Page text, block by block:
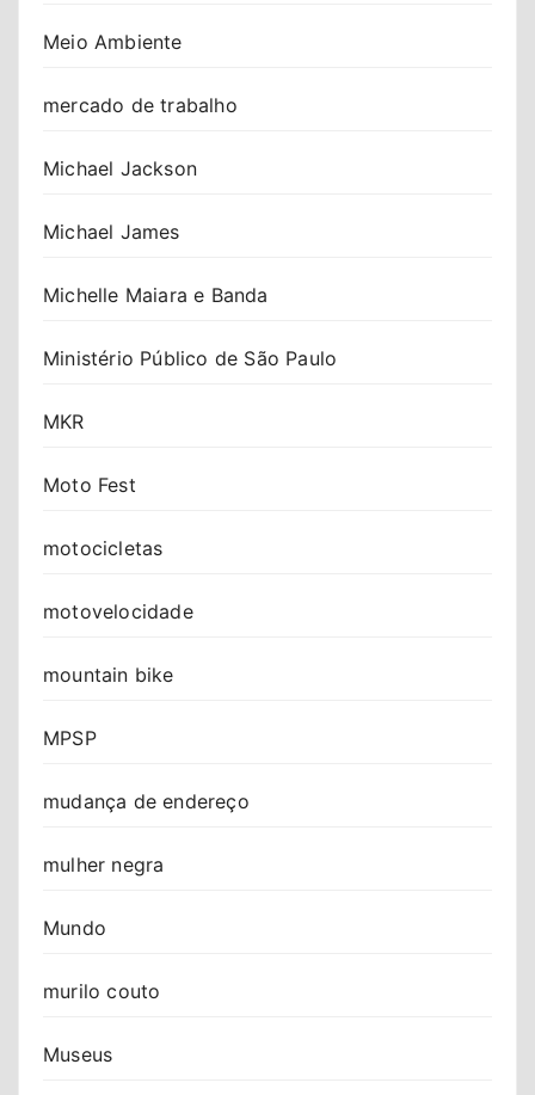
Meio Ambiente
mercado de trabalho
Michael Jackson
Michael James
Michelle Maiara e Banda
Ministério Público de São Paulo
MKR
Moto Fest
motocicletas
motovelocidade
mountain bike
MPSP
mudança de endereço
mulher negra
Mundo
murilo couto
Museus